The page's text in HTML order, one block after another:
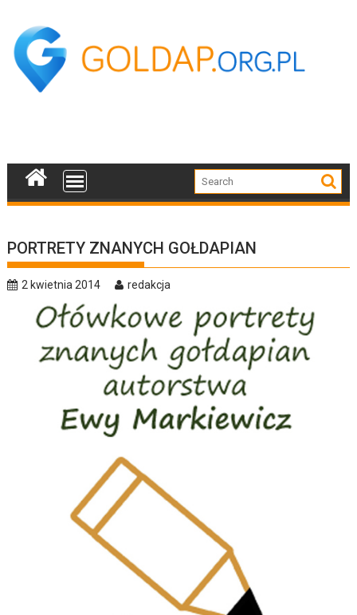
content
PORTRETY ZNANYCH GOŁDAPIAN
2 kwietnia 2014 redakcja